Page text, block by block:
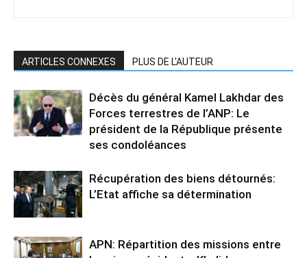
ARTICLES CONNEXES PLUS DE L'AUTEUR
Décès du général Kamel Lakhdar des
Forces terrestres de l’ANP: Le
président de la République présente
ses condoléances
Récupération des biens détournés:
L’Etat affiche sa détermination
APN: Répartition des missions entre